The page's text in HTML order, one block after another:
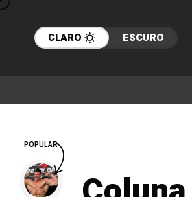
CLARO ESCURO
POPULAR